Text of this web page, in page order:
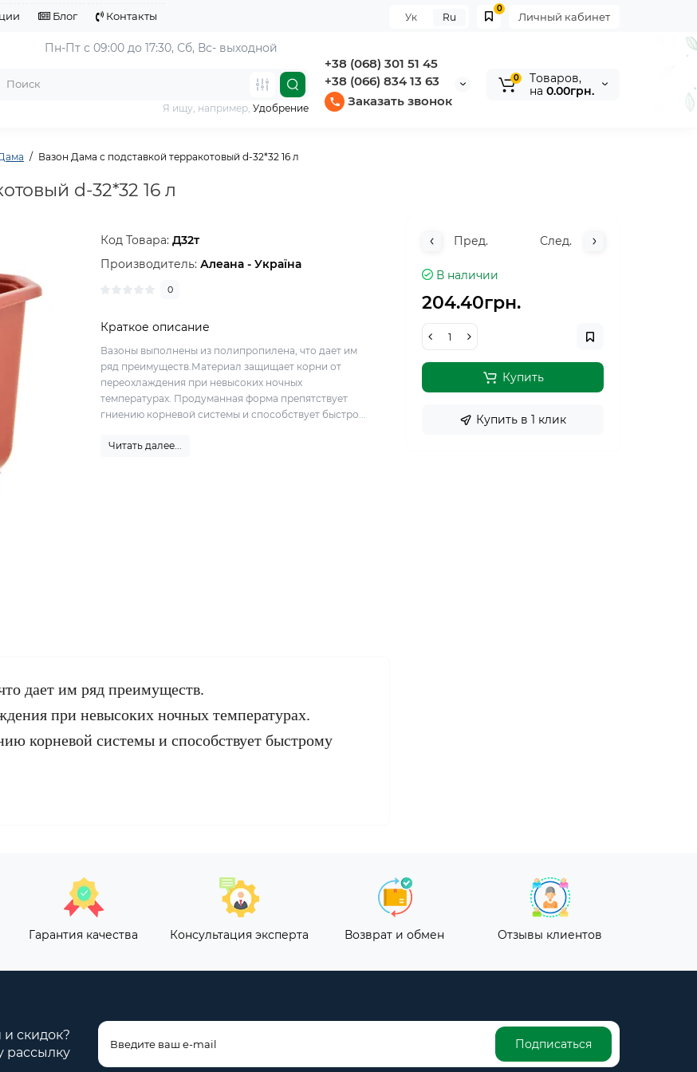
Блог Контакты Личный кабинет
0
Ук Ru
Пн-Пт с 09:00 до 17:30, Сб, Вс- выходной
+38 (068) 301 51 45
+38 (066) 834 13 63
Заказать звонок
Я ищу, например, Удобрение
0
Tоваров,
на 0.00грн.
Вазон Дама с подставкой терракотовый d-32*32 16 л
d-32*32 16 л
Код Товара:Д32т
Производитель:Алеана - Україна
0
Краткое описание
Вазоны выполнены из полипропилена, что дает им
ряд преимуществ.Материал защищает корни от
переохлаждения при невысоких ночных
температурах. Продуманная форма препятствует
гниению корневой системы и способствует быстро...
Читать далее...
Пред. След.
В наличии
204.40грн.
Купить
Купить в 1 клик
дает им ряд преимуществ.
при невысоких ночных температурах.
корневой системы и способствует быстрому
Гарантия качества Консультация эксперта Возврат и обмен Отзывы клиентов
и скидок?
рассылку
Подписаться